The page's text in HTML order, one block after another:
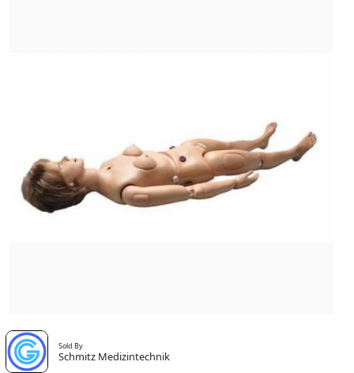
Sold By
Schmitz Medizintechnik